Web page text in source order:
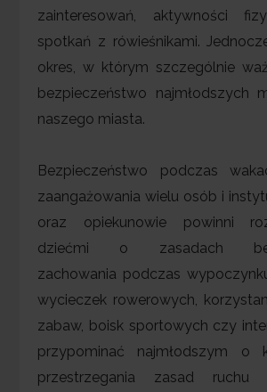
zainteresowań, aktywności
spotkań z rówieśnikami.
okres, w którym szczególnie
bezpieczeństwo najmłodszych
naszego miasta.
Bezpieczeństwo podczas
zaangażowania wielu osób i
oraz opiekunowie powinni
dziećmi o zasadach
zachowania podczas
wycieczek rowerowych,
zabaw, boisk sportowych czy
przypominać najmłodszym o
przestrzegania zasad ruchu